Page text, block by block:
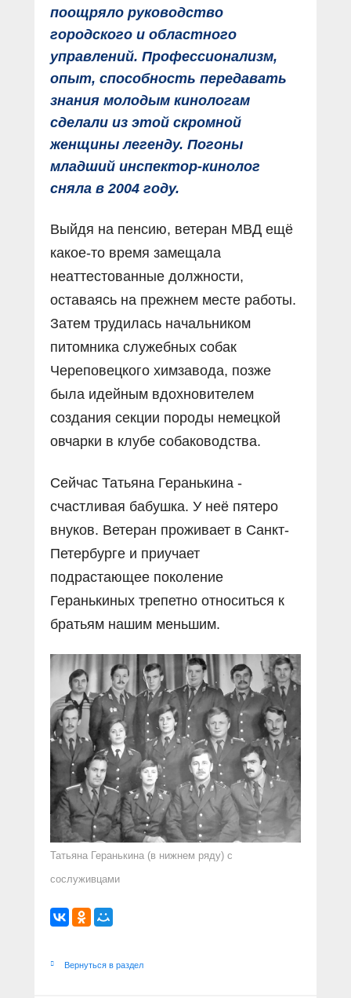
поощряло руководство
городского и областного
управлений. Профессионализм,
опыт, способность передавать
знания молодым кинологам
сделали из этой скромной
женщины легенду. Погоны
младший инспектор-кинолог
сняла в 2004 году.
Выйдя на пенсию, ветеран МВД ещё
какое-то время замещала
неаттестованные должности,
оставаясь на прежнем месте работы.
Затем трудилась начальником
питомника служебных собак
Череповецкого химзавода, позже
была идейным вдохновителем
создания секции породы немецкой
овчарки в клубе собаководства.
Сейчас Татьяна Геранькина -
счастливая бабушка. У неё пятеро
внуков. Ветеран проживает в Санкт-
Петербурге и приучает
подрастающее поколение
Геранькиных трепетно относиться к
братьям нашим меньшим.
Татьяна Геранькина (в нижнем ряду) с
сослуживцами
Вернуться в раздел